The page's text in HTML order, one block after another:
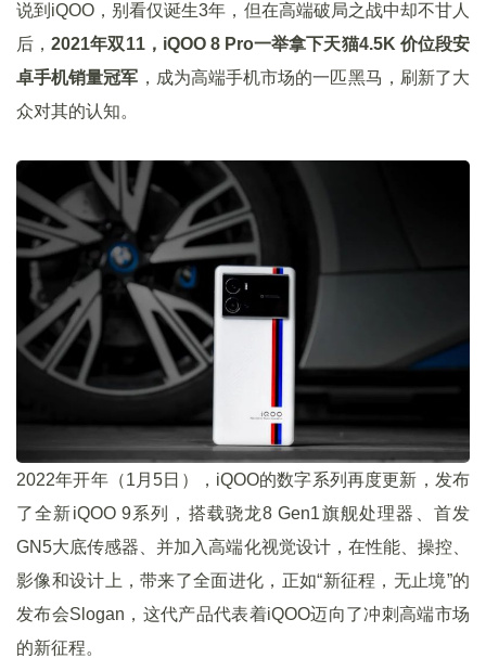
说到iQOO，别看仅诞生3年，但在高端破局之战中却不甘人
后，2021年双11，iQOO 8 Pro一举拿下天猫4.5K 价位段安
卓手机销量冠军 ，成为高端手机市场的一匹黑马，刷新了大
众对其的认知。
2022年开年（1月5日），iQOO的数字系列再度更新，发布
了全新iQOO 9系列，搭载骁龙8 Gen1旗舰处理器、首发
GN5大底传感器、并加入高端化视觉设计，在性能、操控、
影像和设计上，带来了全面进化，正如“新征程，无止境”的
发布会Slogan，这代产品代表着iQOO迈向了冲刺高端市场
的新征程。